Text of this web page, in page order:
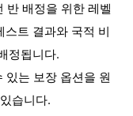
반 배정을 위한 레벨
트 결과와 국적 비
정됩니다.
있는 보장 옵션을 원
습니다.